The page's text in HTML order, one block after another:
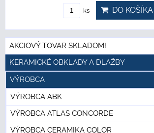
ks DO KOŠÍKA
AKCIOVÝ TOVAR SKLADOM!
KERAMICKÉ OBKLADY A DLAŽBY
VÝROBCA
VÝROBCA ABK
VÝROBCA ATLAS CONCORDE
VÝROBCA CERAMIKA COLOR